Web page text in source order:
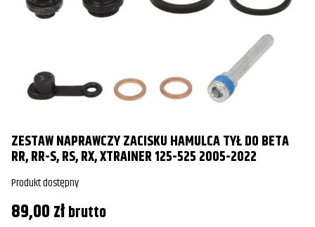
ZESTAW NAPRAWCZY ZACISKU HAMULCA TYŁ DO BETA
RR, RR-S, RS, RX, XTRAINER 125-525 2005-2022
Produkt dostępny
89,00złbrutto